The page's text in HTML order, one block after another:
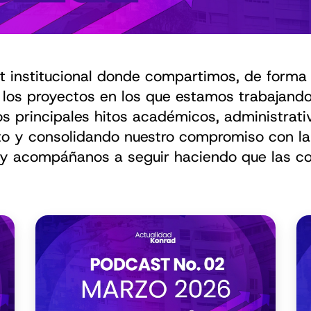
institucional donde compartimos, de
proyectos en los que estamos
principales hitos académicos,
y consolidando nuestro compromiso con
acompáñanos a seguir haciendo que las